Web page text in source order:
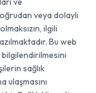
veya dolaylı
ilgili
Bu web
bilgilendirilmesini
sağlık
ulaşmasını